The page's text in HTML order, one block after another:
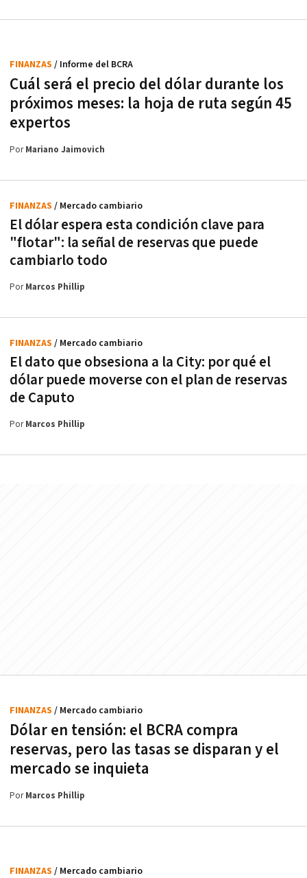
Cuál será el precio del dólar durante los
próximos meses: la hoja de ruta según 45
expertos
FINANZAS / Informe del BCRA
PorMariano Jaimovich
El dólar espera esta condición clave para
"flotar": la señal de reservas que puede
cambiarlo todo
FINANZAS / Mercado cambiario
PorMarcos Phillip
El dato que obsesiona a la City: por qué el
dólar puede moverse con el plan de reservas
de Caputo
FINANZAS / Mercado cambiario
PorMarcos Phillip
Dólar en tensión: el BCRA compra
reservas, pero las tasas se disparan y el
mercado se inquieta
FINANZAS / Mercado cambiario
PorMarcos Phillip
FINANZAS / Mercado cambiario